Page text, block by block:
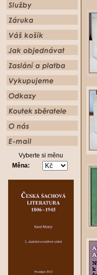
Vyberte si měnu
Měna: